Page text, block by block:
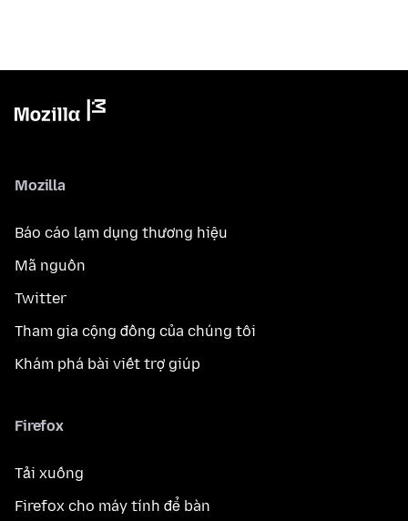
Mozilla
Báo cáo lạm dụng thương hiệu
Mã nguồn
Twitter
Tham gia cộng đồng của chúng tôi
Khám phá bài viết trợ giúp
Firefox
Tải xuống
Firefox cho máy tính để bàn